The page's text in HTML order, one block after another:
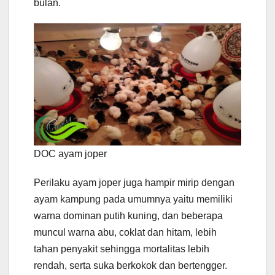
bulan.
DOC ayam joper
Perilaku ayam joper juga hampir mirip dengan
ayam kampung pada umumnya yaitu memiliki
warna dominan putih kuning, dan beberapa
muncul warna abu, coklat dan hitam, lebih
tahan penyakit sehingga mortalitas lebih
rendah, serta suka berkokok dan bertengger.